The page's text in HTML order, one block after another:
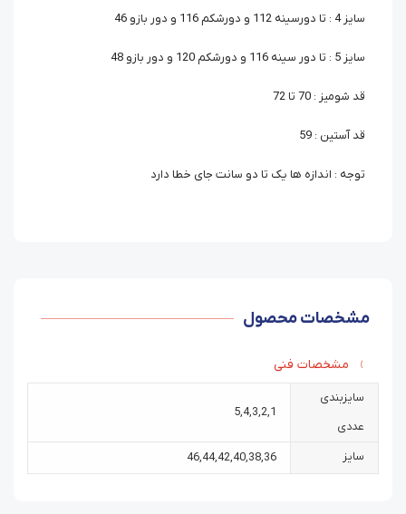
سایز 4 : تا دورسینه 112 و دورشکم 116 و دور بازو 46
سایز 5 : تا دور سینه 116 و دورشکم 120 و دور بازو 48
قد شومیز : 70 تا 72
قد آستین : 59
توجه : اندازه ها یک تا دو سانت جای خطا دارد
مشخصات محصول
مشخصات فنی
سایزبندی
عددی
1
,
2
,
3
,
4
,
5
سایز 36
,
38
,
40
,
42
,
44
,
46